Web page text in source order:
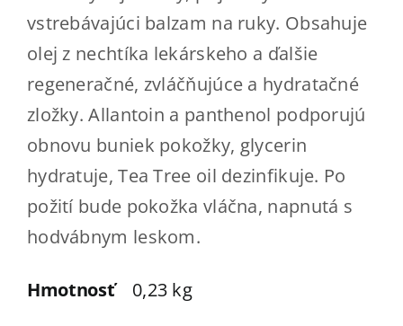
ESHOP
vstrebávajúci balzam na ruky. Obsahuje
olej z nechtíka lekárskeho a ďalšie
regeneračné, zvláčňujúce a hydratačné
zložky. Allantoin a panthenol podporujú
obnovu buniek pokožky, glycerin
hydratuje, Tea Tree oil dezinfikuje. Po
požití bude pokožka vláčna, napnutá s
hodvábnym leskom.
Hmotnosť 0,23 kg